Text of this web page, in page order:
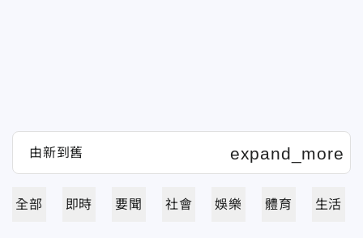
全部 即時 要聞 社會 娛樂 體育 生活